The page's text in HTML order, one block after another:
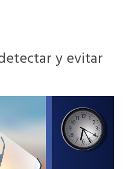
y evitar